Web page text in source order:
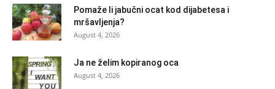
Pomaže li jabučni ocat kod dijabetesa i
mršavljenja?
August 4, 2026
Ja ne želim kopiranog oca
August 4, 2026